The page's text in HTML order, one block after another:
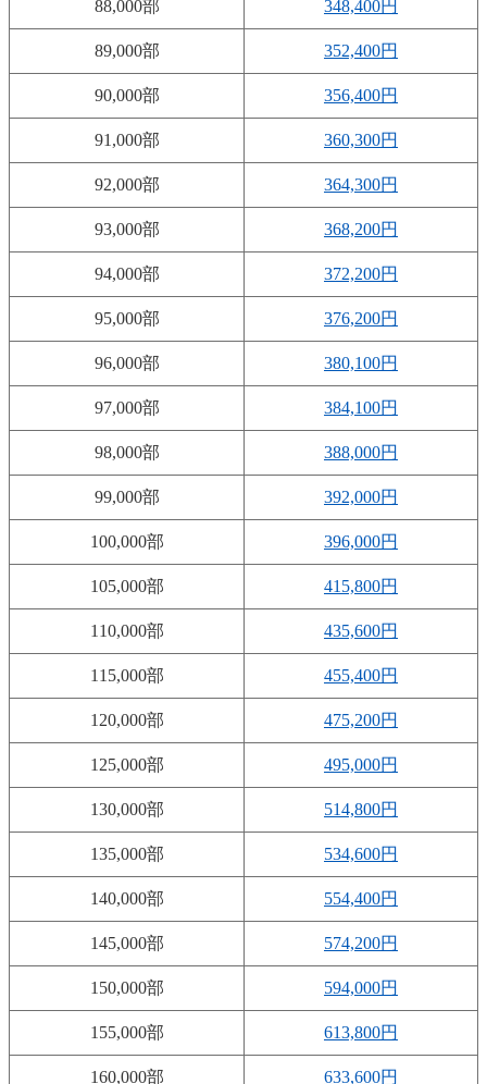
88,000部 348,400円
89,000部 352,400円
90,000部 356,400円
91,000部 360,300円
92,000部 364,300円
93,000部 368,200円
94,000部 372,200円
95,000部 376,200円
96,000部 380,100円
97,000部 384,100円
98,000部 388,000円
99,000部 392,000円
100,000部 396,000円
105,000部 415,800円
110,000部 435,600円
115,000部 455,400円
120,000部 475,200円
125,000部 495,000円
130,000部 514,800円
135,000部 534,600円
140,000部 554,400円
145,000部 574,200円
150,000部 594,000円
155,000部 613,800円
160,000部 633,600円